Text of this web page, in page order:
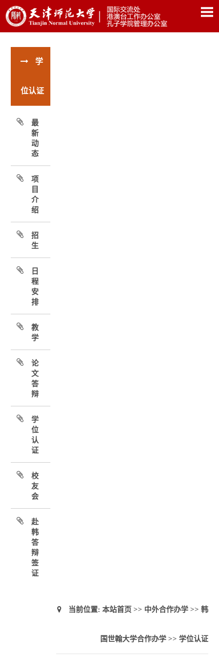
学
位认证
最
新
动
态
项
目
介
绍
招
生
日
程
安
排
教
学
论
文
答
辩
学
位
认
证
校
友
会
赴
韩
答
辩
签
证
当前位置: 本站首页 >> 中外合作办学>> 韩
国世翰大学合作办学>> 学位认证